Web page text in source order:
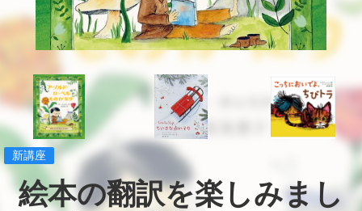
新講座
絵本の翻訳を楽しみまし